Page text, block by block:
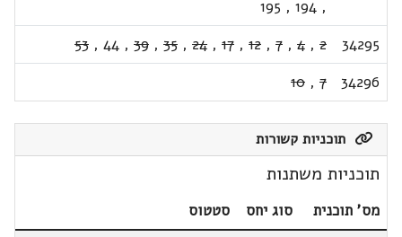
,
194
,
195
34295
2
,
4
,
7
,
12
,
17
,
24
,
35
,
39
,
44
,
53
34296
7
,
10
תוכניות קשורות
תוכניות משתנות
מס' תוכנית סוג יחס
סטטוס